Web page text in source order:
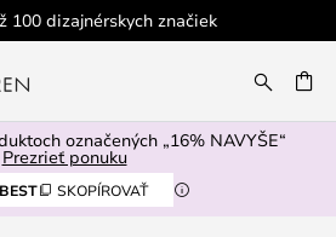
100 dizajnérskych značiek
označených „16% NAVYŠE“
Prezrieť ponuku
BEST SKOPÍROVAŤ